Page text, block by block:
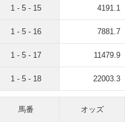
1 - 5 - 15 4191.1
1 - 5 - 16 7881.7
1 - 5 - 17 11479.9
1 - 5 - 18 22003.3
馬番 オッズ